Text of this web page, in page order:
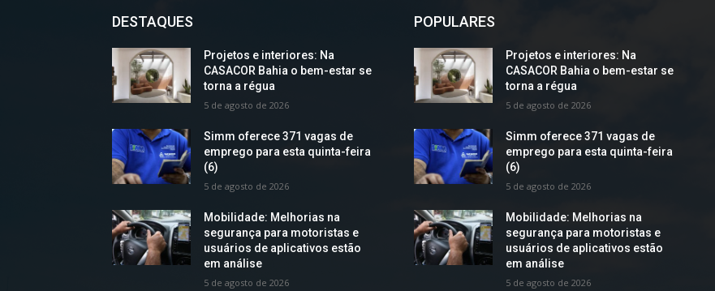
DESTAQUES
Projetos e interiores: Na
CASACOR Bahia o bem-estar se
torna a régua
5 de agosto de 2026
Simm oferece 371 vagas de
emprego para esta quinta-feira
(6)
5 de agosto de 2026
Mobilidade: Melhorias na
segurança para motoristas e
usuários de aplicativos estão
em análise
5 de agosto de 2026
POPULARES
Projetos e interiores: Na
CASACOR Bahia o bem-estar se
torna a régua
5 de agosto de 2026
Simm oferece 371 vagas de
emprego para esta quinta-feira
(6)
5 de agosto de 2026
Mobilidade: Melhorias na
segurança para motoristas e
usuários de aplicativos estão
em análise
5 de agosto de 2026